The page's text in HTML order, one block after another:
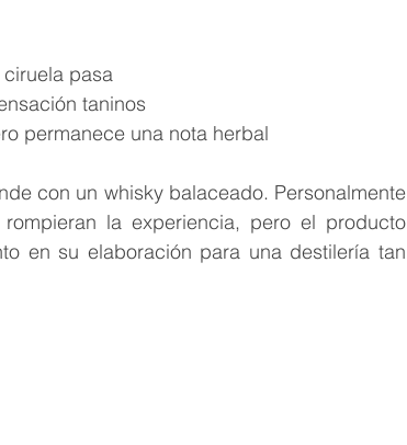
pasa
taninos
permanece una nota herbal
con un whisky balaceado. Personalmente
la experiencia, pero el producto
en su elaboración para una destilería tan